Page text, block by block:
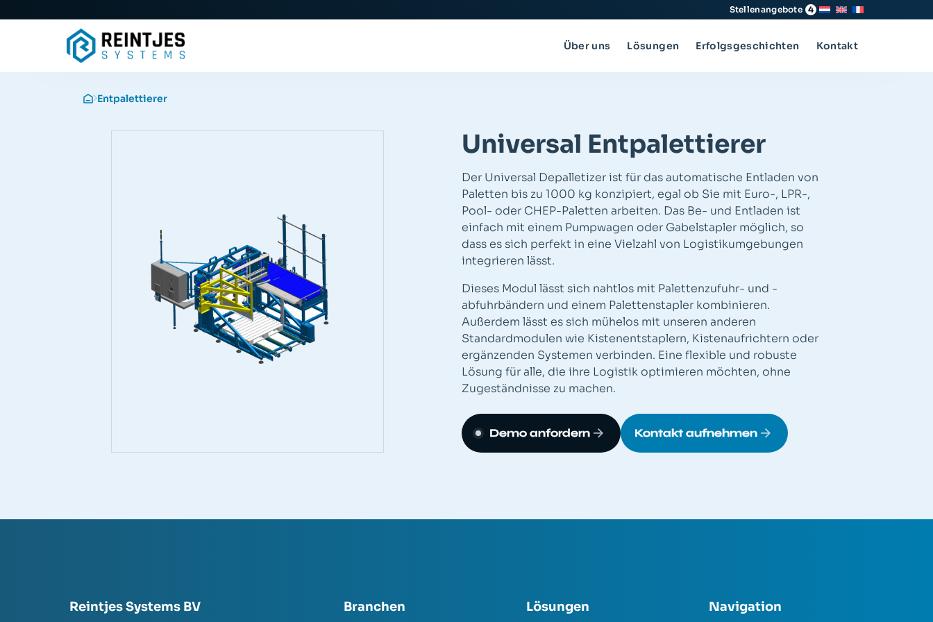
Stellenangebote 4
Über uns Lösungen Erfolgsgeschichten Kontakt
Entpalettierer
Universal Entpalettierer
Der Universal Depalletizer ist für das automatische Entladen von
Paletten bis zu 1000 kg konzipiert, egal ob Sie mit Euro-, LPR-,
Pool- oder CHEP-Paletten arbeiten. Das Be- und Entladen ist
einfach mit einem Pumpwagen oder Gabelstapler möglich, so
dass es sich perfekt in eine Vielzahl von Logistikumgebungen
integrieren lässt.
Dieses Modul lässt sich nahtlos mit Palettenzufuhr- und -
abfuhrbändern und einem Palettenstapler kombinieren.
Außerdem lässt es sich mühelos mit unseren anderen
Standardmodulen wie Kistenentstaplern, Kistenaufrichtern oder
ergänzenden Systemen verbinden. Eine flexible und robuste
Lösung für alle, die ihre Logistik optimieren möchten, ohne
Zugeständnisse zu machen.
Demo anfordern Kontakt aufnehmen
Reintjes Systems BV Branchen Lösungen Navigation